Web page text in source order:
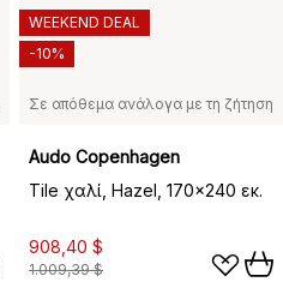
Σε απόθεμα ανάλογα με τη ζήτηση
Audo Copenhagen
Tile χαλί, Hazel, 170x240 εκ.
908,40 $
1.009,39 $
WEEKEND DEAL
-10%